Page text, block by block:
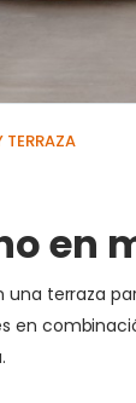
TERRAZA
en
terraza
en